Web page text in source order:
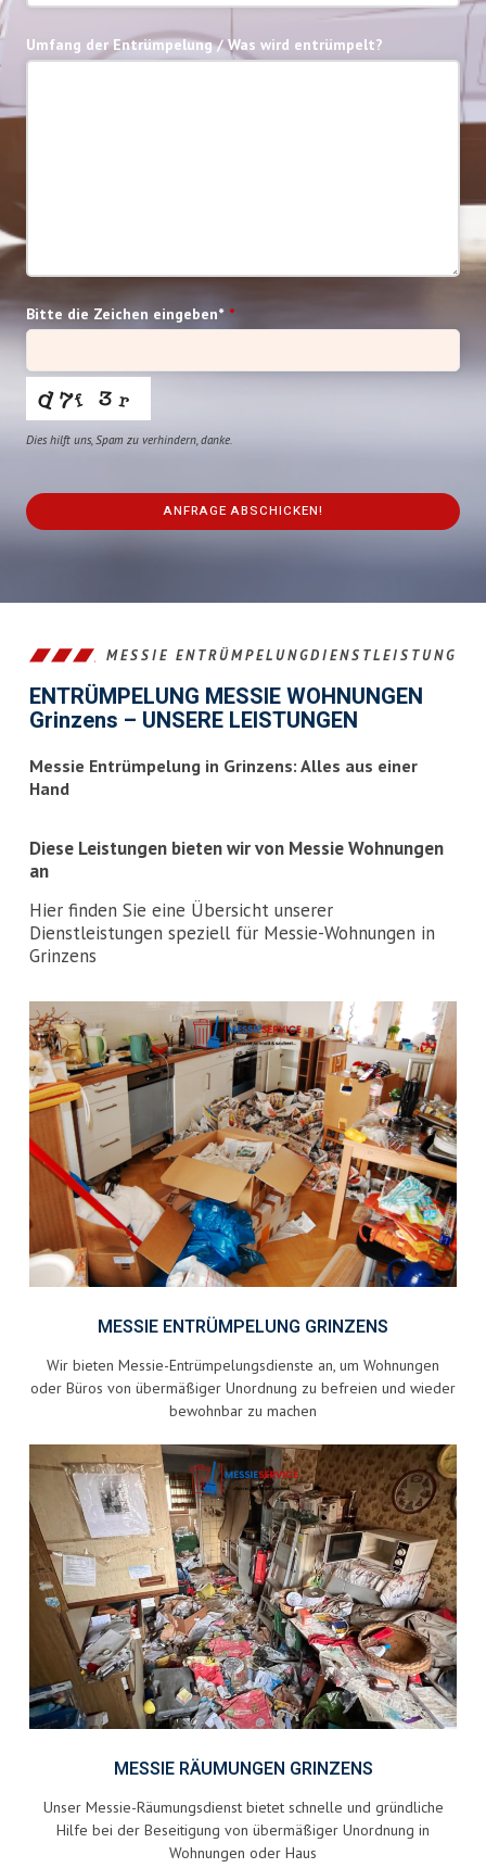
Umfang der Entrümpelung / Was wird entrümpelt?
Bitte die Zeichen eingeben* *
Dies hilft uns, Spam zu verhindern, danke.
ANFRAGE ABSCHICKEN!
should
left
MESSIE ENTRÜMPELUNGDIENSTLEISTUNG
ENTRÜMPELUNG MESSIE WOHNUNGEN
Grinzens – UNSERE LEISTUNGEN
Messie Entrümpelung in Grinzens: Alles aus einer
Hand
Diese Leistungen bieten wir von Messie Wohnungen
an
Hier finden Sie eine Übersicht unserer
Dienstleistungen speziell für Messie-Wohnungen in
Grinzens
MESSIE ENTRÜMPELUNG GRINZENS
Wir bieten Messie-Entrümpelungsdienste an, um Wohnungen
oder Büros von übermäßiger Unordnung zu befreien und wieder
bewohnbar zu machen
MESSIE RÄUMUNGEN GRINZENS
Unser Messie-Räumungsdienst bietet schnelle und gründliche
Hilfe bei der Beseitigung von übermäßiger Unordnung in
Wohnungen oder Haus